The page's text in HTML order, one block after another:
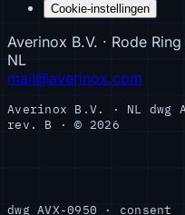
Cookie-instellingen
Averinox B.V. · Rode
NL
mail@averinox.com
Averinox B.V. · NL dwg
rev. B · © 2026
dwg AVX-0950 · consent